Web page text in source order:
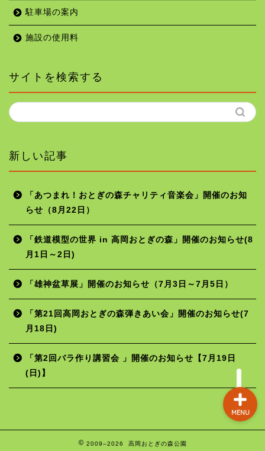
駐車場の案内
施設の使用料
サイトを検索する
新しい記事
「あつまれ！おとぎの森チャリティ音楽会」開催のお知
らせ（8月22日）
「鉄道模型の世界 in 高岡おとぎの森」開催のお知らせ(8
月1日～2日)
「雄神盆草展」開催のお知らせ（7月3日～7月5日）
「第21回高岡おとぎの森弾きあい会」開催のお知らせ(7
月18日)
「第2回バラ作り講習会 」開催のお知らせ【7月19日
(日)】
2009–2026 高岡おとぎの森公園
MENU
ホーム
年間行事予定
施設の使用料